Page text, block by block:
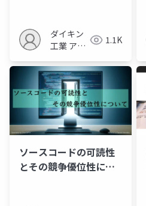
ダイキン
工業 アジ
製センタ
ー
1.1K
ソースコードの可読性
とその競争優位性につ